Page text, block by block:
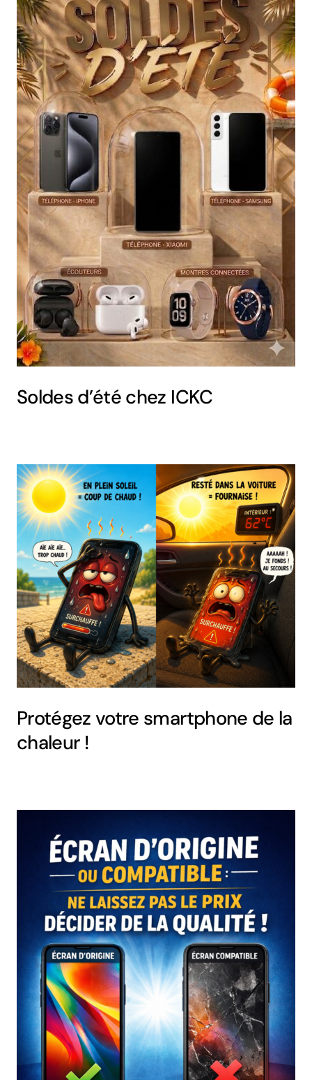
Soldes d’été chez ICKC
Protégez votre smartphone de la
chaleur !